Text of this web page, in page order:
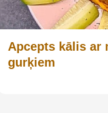
Apcepts kālis ar
gurķiem